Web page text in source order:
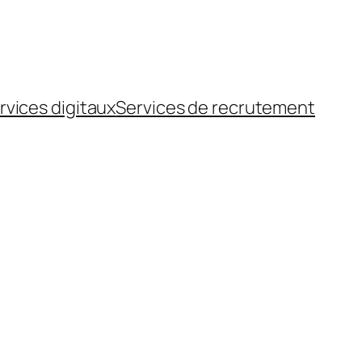
digitauxServices de recrutement